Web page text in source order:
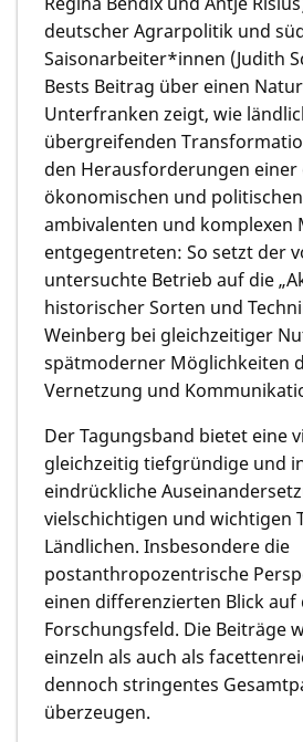
deutscher Agrarpolitik und
Saisonarbeiter*innen (Judith
Bests Beitrag über einen
Unterfranken zeigt, wie
übergreifenden
den Herausforderungen einer
ökonomischen und
ambivalenten und komplexen
entgegentreten: So setzt der
untersuchte Betrieb auf die
historischer Sorten und
Weinberg bei gleichzeitiger
spätmoderner Möglichkeiten
Vernetzung und
Der Tagungsband bietet eine
gleichzeitig tiefgründige und
eindrückliche
vielschichtigen und wichtigen
Ländlichen. Insbesondere die
postanthropozentrische
einen differenzierten Blick auf
Forschungsfeld. Die Beiträge
einzeln als auch als
dennoch stringentes
überzeugen.